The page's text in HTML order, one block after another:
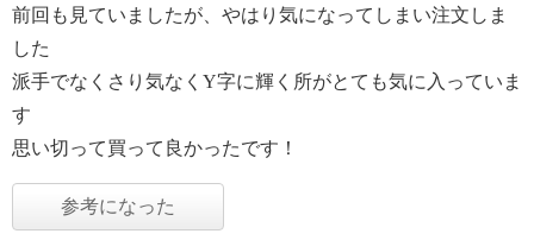
前回も見ていましたが、やはり気になってしまい注文しま
した
派手でなくさり気なくY字に輝く所がとても気に入っていま
す
思い切って買って良かったです！
参考になった